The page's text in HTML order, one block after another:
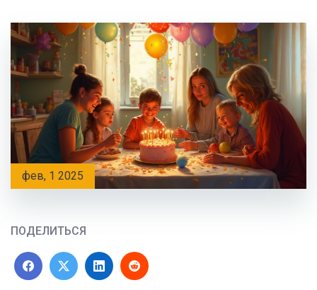
фев, 1 2025
ПОДЕЛИТЬСЯ